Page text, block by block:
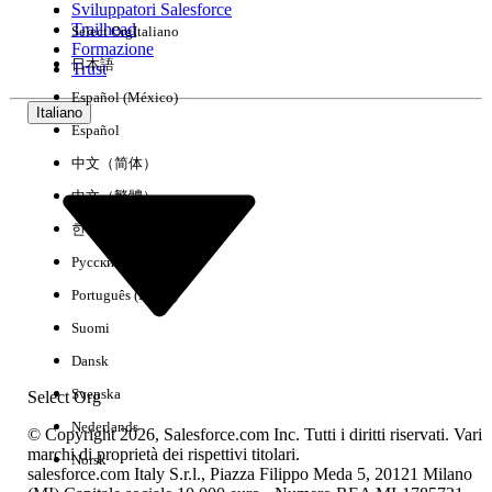
Esperienza
Nessun risultato
Sviluppatori Salesforce
Trailhead
Formazione
Trust
Italiano
Select Org
Select OrgItaliano
日本語
Español (México)
Español
中文（简体）
中文（繁體）
한국어
Русский
Português (Brasil)
Suomi
Dansk
Svenska
Nederlands
Norsk
© Copyright 2026, Salesforce.com Inc. Tutti i diritti riservati. Vari
marchi di proprietà dei rispettivi titolari.
salesforce.com Italy S.r.l., Piazza Filippo Meda 5, 20121 Milano